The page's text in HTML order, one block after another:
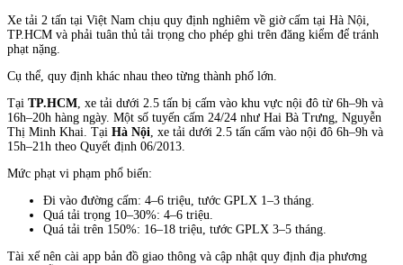
Xe tải 2 tấn tại Việt Nam chịu quy định nghiêm về giờ cấm tại Hà Nội,
TP.HCM và phải tuân thủ tải trọng cho phép ghi trên đăng kiểm để tránh
phạt nặng.
Cụ thể, quy định khác nhau theo từng thành phố lớn.
Tại TP.HCM, xe tải dưới 2.5 tấn bị cấm vào khu vực nội đô từ 6h–9h và
16h–20h hàng ngày. Một số tuyến cấm 24/24 như Hai Bà Trưng, Nguyễn
Thị Minh Khai. Tại Hà Nội, xe tải dưới 2.5 tấn cấm vào nội đô 6h–9h và
15h–21h theo Quyết định 06/2013.
Mức phạt vi phạm phổ biến:
Đi vào đường cấm: 4–6 triệu, tước GPLX 1–3 tháng.
Quá tải trọng 10–30%: 4–6 triệu.
Quá tải trên 150%: 16–18 triệu, tước GPLX 3–5 tháng.
Tài xế nên cài app bản đồ giao thông và cập nhật quy định địa phương